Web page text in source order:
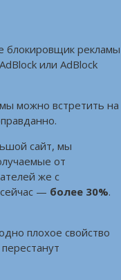
блокировщик рекламы
или AdBlock
можно встретить на
сайт, мы
от
же с
— более 30%.
плохое свойство